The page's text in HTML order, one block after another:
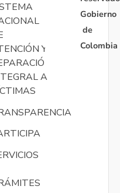
Y
A
Gobierno
de
Colombia